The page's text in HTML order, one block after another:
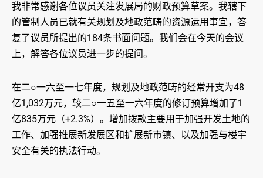
我非常感谢各位议员关注发展局的财政预算草案。我辖下
的管制人员已就有关规划及地政范畴的资源运用事宜，答
复了议员所提出的184条书面问题。我们会在今天的会议
上，解答各位议员进一步的提问。
在二○一六至一七年度，规划及地政范畴的经常开支为48
亿1,032万元，较二○一五至一六年度的修订预算增加了1
亿835万元（+2.3%）。增加拨款主要用于加强开发土地的
工作、加强推展新发展区和扩展新市镇、以及加强与楼宇
安全有关的执法行动。